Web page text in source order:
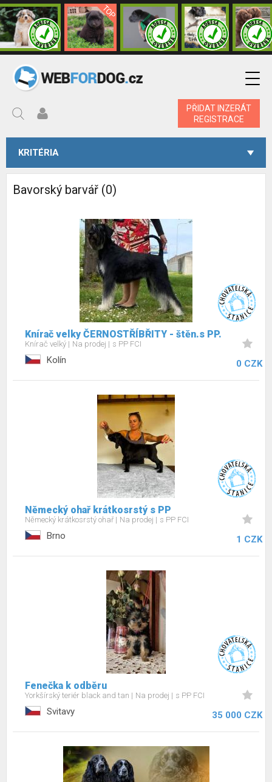
PŘIDAT INZERÁT
REGISTRACE
KRITÉRIA
Bavorský barvář (0)
Knírač velky ČERNOSTŘÍBŘITY - štěn.s PP.
Knírač velký Na prodej s PP FCI
Kolín 0 CZK
Německý ohař krátkosrstý s PP
Německý krátkosrstý ohař Na prodej s PP FCI
Brno 1 CZK
Fenečka k odběru
Yorkšírský teriér black and tan Na prodej s PP FCI
Svitavy 35 000 CZK